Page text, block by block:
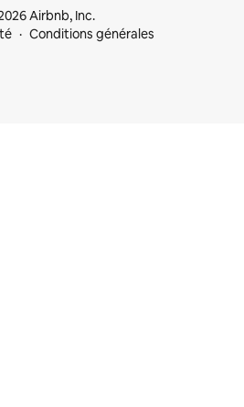
Airbnb, Inc.
Conditions générales